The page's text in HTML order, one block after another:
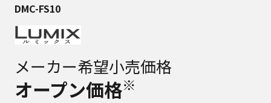
DMC-FS10
メーカー希望小売価格
オープン価格※